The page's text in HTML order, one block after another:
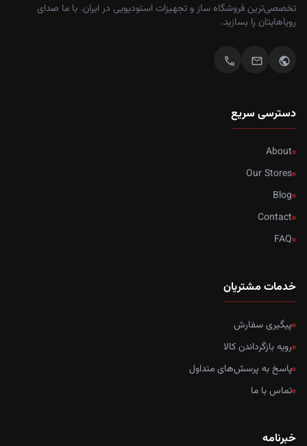
تخصصی‌ترین فروشگاه ساز و تجهیزات استودیویی در ایران. با ما صدای
رویاهایتان را بسازید.
public
mail
call
دسترسی سریع
About
Our Stores
Blog
Contact
FAQ
خدمات مشتریان
پیگیری سفارش
رویه بازگرداندن کالا
پاسخ به پرسش‌های متداول
تماس با ما
خبرنامه